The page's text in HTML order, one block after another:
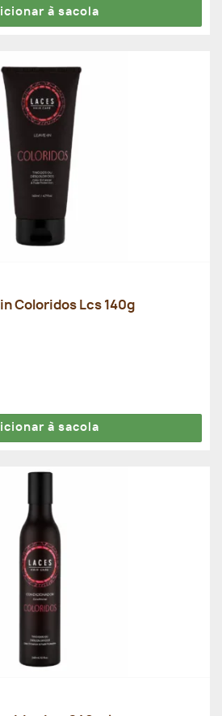
à sacola
Coloridos Lcs 140g
à sacola